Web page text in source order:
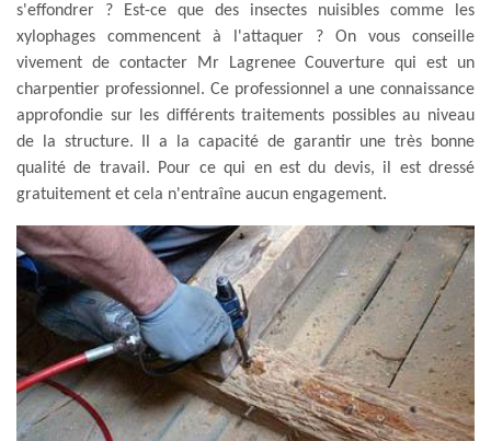
s'effondrer ? Est-ce que des insectes nuisibles comme les
xylophages commencent à l'attaquer ? On vous conseille
vivement de contacter Mr Lagrenee Couverture qui est un
charpentier professionnel. Ce professionnel a une connaissance
approfondie sur les différents traitements possibles au niveau
de la structure. Il a la capacité de garantir une très bonne
qualité de travail. Pour ce qui en est du devis, il est dressé
gratuitement et cela n'entraîne aucun engagement.